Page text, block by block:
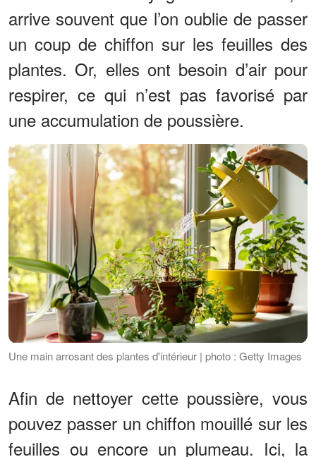
arrive souvent que l’on oublie de passer
un coup de chiffon sur les feuilles des
plantes. Or, elles ont besoin d’air pour
respirer, ce qui n’est pas favorisé par
une accumulation de poussière.
Une main arrosant des plantes d'intérieur | photo : Getty Images
Afin de nettoyer cette poussière, vous
pouvez passer un chiffon mouillé sur les
feuilles ou encore un plumeau. Ici, la